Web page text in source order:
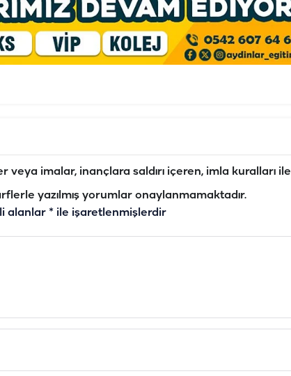
imalar, inançlara saldırı içeren, imla kuralları ile
yazılmış yorumlar onaylanmamaktadır.
alanlar * ile işaretlenmişlerdir